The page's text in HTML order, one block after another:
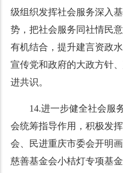
级组织发挥社会服务深入
势，把社会服务同社情民
有机结合，提升建言资政
宣传党和政府的大政方针
进共识。
14.进一步健全社会服
会统筹指导作用，积极发
会、民进重庆市委会开明
慈善基金会小桔灯专项基